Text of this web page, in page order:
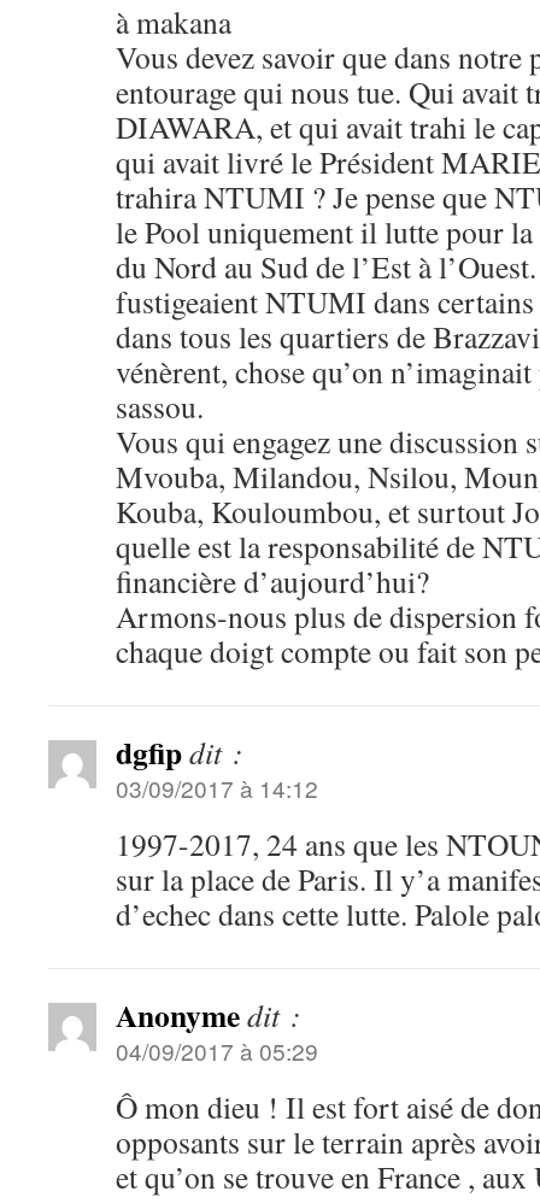
à makana
Vous devez savoir que dans notre
entourage qui nous tue. Qui avait
DIAWARA, et qui avait trahi le
qui avait livré le Président
trahira NTUMI ? Je pense que
le Pool uniquement il lutte pour
du Nord au Sud de l’Est à
fustigeaient NTUMI dans
dans tous les quartiers de
vénèrent, chose qu’on
sassou.
Vous qui engagez une discussion
Mvouba, Milandou, Nsilou,
Kouba, Kouloumbou, et surtout
quelle est la responsabilité de
financière d’aujourd’hui?
Armons-nous plus de dispersion
chaque doigt compte ou fait son
dgfipdit :
03/09/2017 à 14:12
1997-2017, 24 ans que les
sur la place de Paris. Il y’a
d’echec dans cette lutte. Palole
Anonymedit :
04/09/2017 à 05:29
Ô mon dieu ! Il est fort aisé de
opposants sur le terrain après
et qu’on se trouve en France ,